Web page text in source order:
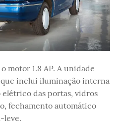
motor 1.8 AP. A unidade
inclui iluminação interna
das portas, vidros
fechamento automático
leve.